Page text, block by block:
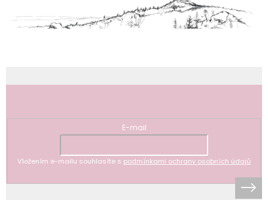
E-mail
Vložením e-mailu souhlasíte s podmínkami ochrany osobních údajů